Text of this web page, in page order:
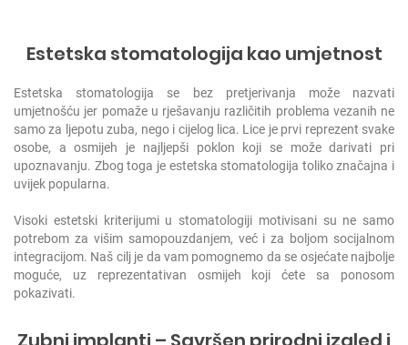
Estetska stomatologija kao umjetnost
Estetska stomatologija se bez pretjerivanja može nazvati
umjetnošću jer pomaže u rješavanju različitih problema vezanih ne
samo za ljepotu zuba, nego i cijelog lica. Lice je prvi reprezent svake
osobe, a osmijeh je najljepši poklon koji se može darivati pri
upoznavanju. Zbog toga je estetska stomatologija toliko značajna i
uvijek popularna.
Visoki estetski kriterijumi u stomatologiji motivisani su ne samo
potrebom za višim samopouzdanjem, već i za boljom socijalnom
integracijom. Naš cilj je da vam pomognemo da se osjećate najbolje
moguće, uz reprezentativan osmijeh koji ćete sa ponosom
pokazivati.